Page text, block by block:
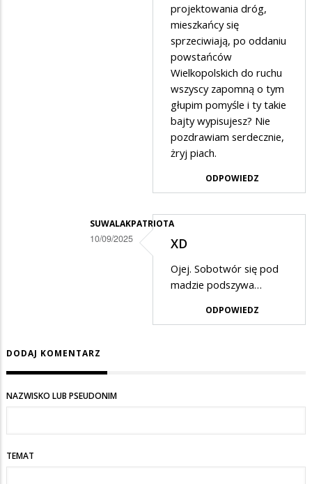
projektowania dróg,
mieszkańcy się
sprzeciwiają, po oddaniu
powstańców
Wielkopolskich do ruchu
wszyscy zapomną o tym
głupim pomyśle i ty takie
bajty wypisujesz? Nie
pozdrawiam serdecznie,
żryj piach.
ODPOWIEDZ
SUWALAKPATRIOTA
10/09/2025
na
XD
Ojej. Sobotwór się pod
madzie podszywa…
ODPOWIEDZ
DODAJ KOMENTARZ
NAZWISKO LUB PSEUDONIM
TEMAT